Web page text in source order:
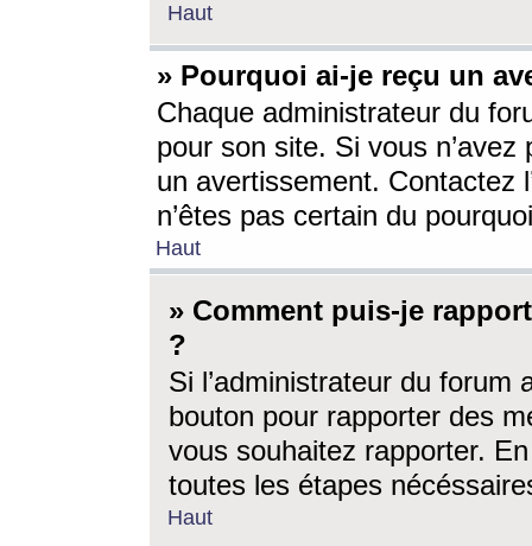
Haut
» Pourquoi ai-je reçu un
Chaque administrateur du
pour son site. Si vous
un avertissement. Contactez
n’êtes pas certain du
Haut
» Comment puis-je
?
Si l’administrateur du forum
bouton pour rapporter des
vous souhaitez rapporter.
toutes les étapes
Haut